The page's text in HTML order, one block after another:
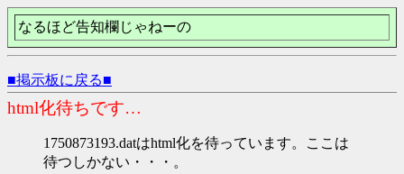
なるほど告知欄じゃねーの
■掲示板に戻る■
html化待ちです…
1750873193.datはhtml化を待っています。ここは
待つしかない・・・。